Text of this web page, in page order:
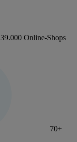
Online-Shops
70+